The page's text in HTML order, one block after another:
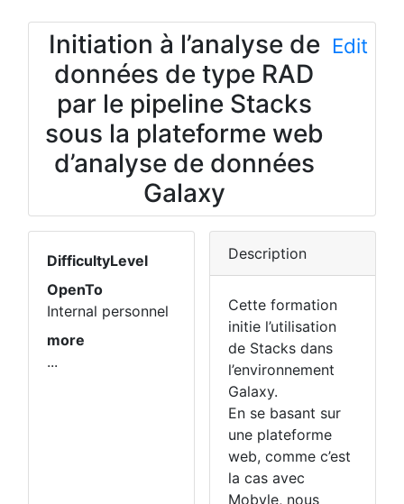
Initiation à l’analyse de
données de type RAD
par le pipeline Stacks
sous la plateforme web
d’analyse de données
Galaxy
Edit
DifficultyLevel
OpenTo
Internal personnel
more
...
Description
Cette formation
initie l’utilisation
de Stacks dans
l’environnement
Galaxy.
En se basant sur
une plateforme
web, comme c’est
la cas avec
Mobyle, nous